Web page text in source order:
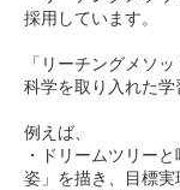
採用しています。
「リーチングメソ
科学を取り入れた学
例えば、
・ドリームツリー
姿」を描き、目標